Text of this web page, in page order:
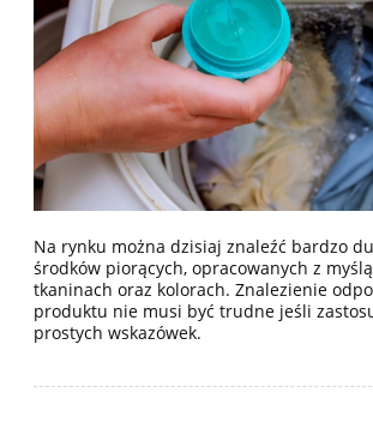
Na rynku można dzisiaj znaleźć bardzo
środków piorących, opracowanych z
tkaninach oraz kolorach. Znalezienie
produktu nie musi być trudne jeśli
prostych wskazówek.